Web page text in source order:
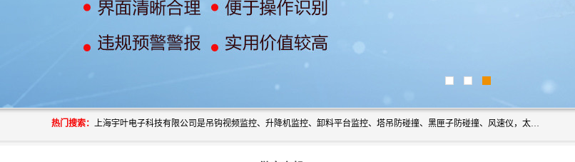
热门搜索： 上海宇叶电子科技有限公司是吊钩视频监控、升降机监控、卸料平台监控、塔吊防碰撞、黑匣子防碰撞、风速仪，太阳能障碍灯安全提示灯等一系列升降机的常用配件产品专业研发生产加工的公司，拥有完整、科学的质量管理体系。